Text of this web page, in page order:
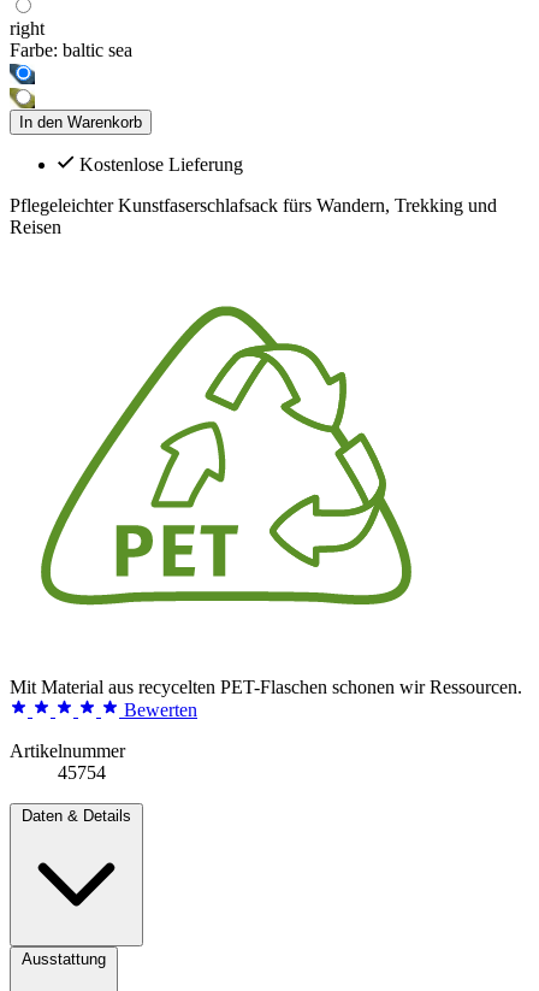
right
Farbe: baltic sea
In den Warenkorb
Kostenlose Lieferung
Pflegeleichter Kunstfaserschlafsack fürs Wandern, Trekking und
Reisen
Mit Material aus recycelten PET-Flaschen schonen wir Ressourcen.
Bewerten
Artikelnummer
45754
Daten & Details
Ausstattung